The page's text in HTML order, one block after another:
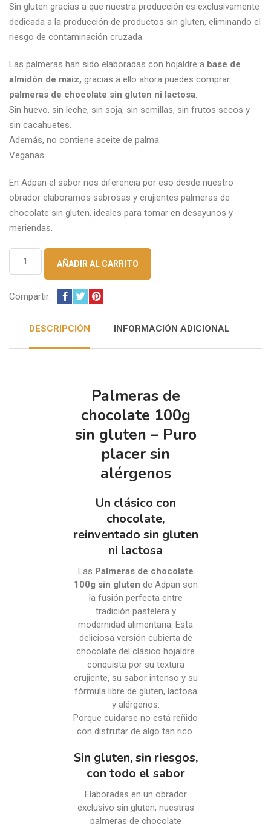
Sin gluten gracias a que nuestra producción es exclusivamente
dedicada a la producción de productos sin gluten, eliminando el
riesgo de contaminación cruzada.
Las palmeras han sido elaboradas con hojaldre a base de
almidón de maíz, gracias a ello ahora puedes comprar
palmeras de chocolate sin gluten ni lactosa
Sin huevo, sin leche, sin soja, sin semillas, sin frutos secos y
sin cacahuetes.
Además, no contiene aceite de palma.
Veganas
En Adpan el sabor nos diferencia por eso desde nuestro
obrador elaboramos sabrosas y crujientes palmeras de
chocolate sin gluten, ideales para tomar en desayunos y
meriendas.
Palmeras
chocolate
sin
cantidad
AÑADIR AL CARRITO
Compartir:
DESCRIPCIÓN INFORMACIÓN ADICIONAL
Palmeras de
chocolate 100g
sin gluten – Puro
placer sin
alérgenos
Un clásico con
chocolate,
reinventado sin gluten
ni lactosa
Las Palmeras de chocolate
100g sin gluten de Adpan son
la fusión perfecta entre
tradición pastelera y
modernidad alimentaria. Esta
deliciosa versión cubierta de
chocolate del clásico hojaldre
conquista por su textura
crujiente, su sabor intenso y su
fórmula libre de gluten, lactosa
y alérgenos.
Porque cuidarse no está reñido
con disfrutar de algo tan rico.
Sin gluten, sin riesgos,
con todo el sabor
Elaboradas en un obrador
exclusivo sin gluten, nuestras
palmeras de chocolate